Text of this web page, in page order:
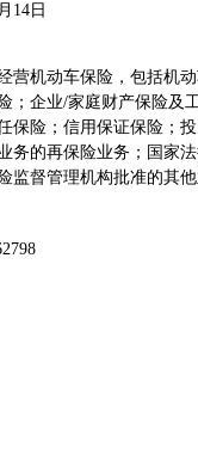
14日
营机动车保险，包括机
；企业/家庭财产保险及
保险；信用保证保险；
务的再保险业务；国家
监督管理机构批准的其他